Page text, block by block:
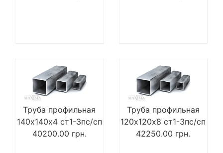
Труба профильная
140х140х4 ст1-3пс/сп
40200.00 грн.
Труба профильная
120х120х8 ст1-3пс/сп
42250.00 грн.